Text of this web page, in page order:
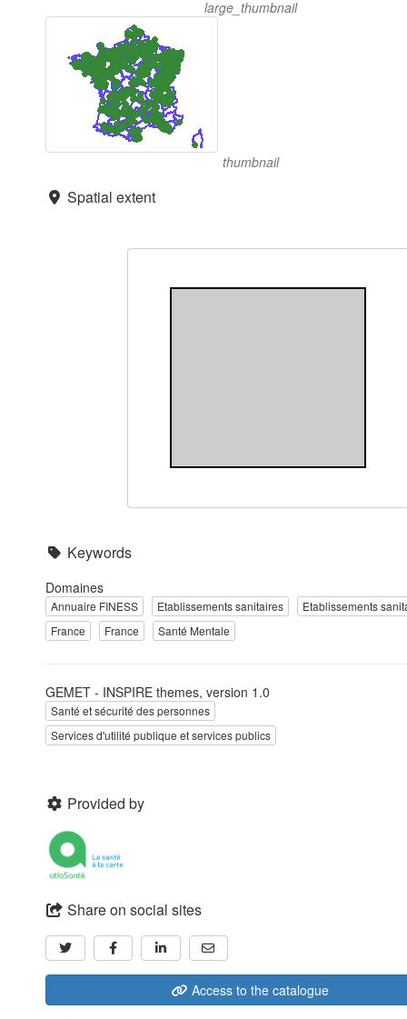
large_thumbnail
thumbnail
Spatial extent
Keywords
Domaines
Annuaire FINESS Etablissements sanitaires
Etablissements
France
France Santé Mentale
GEMET - INSPIRE themes, version 1.0
Santé et sécurité des personnes
Services d'utilité publique et services publics
Provided by
Share on social sites
Access to the catalogue